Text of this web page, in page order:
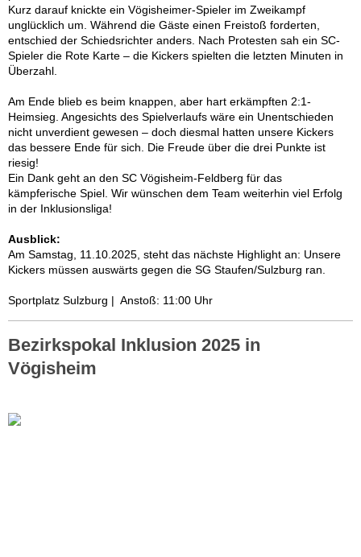
Kurz darauf knickte ein Vögisheimer-Spieler im Zweikampf
unglücklich um. Während die Gäste einen Freistoß forderten,
entschied der Schiedsrichter anders. Nach Protesten sah ein SC-
Spieler die Rote Karte – die Kickers spielten die letzten Minuten in
Überzahl.
Am Ende blieb es beim knappen, aber hart erkämpften 2:1-
Heimsieg. Angesichts des Spielverlaufs wäre ein Unentschieden
nicht unverdient gewesen – doch diesmal hatten unsere Kickers
das bessere Ende für sich. Die Freude über die drei Punkte ist
riesig!
Ein Dank geht an den SC Vögisheim-Feldberg für das
kämpferische Spiel. Wir wünschen dem Team weiterhin viel Erfolg
in der Inklusionsliga!
Ausblick:
Am Samstag, 11.10.2025, steht das nächste Highlight an: Unsere
Kickers müssen auswärts gegen die SG Staufen/Sulzburg ran.
Sportplatz Sulzburg | Anstoß: 11:00 Uhr
Bezirkspokal Inklusion 2025 in
Vögisheim